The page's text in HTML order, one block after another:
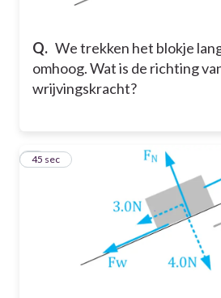
Q. We trekken het blokje
omhoog. Wat is de richting
wrijvingskracht?
6
45 sec